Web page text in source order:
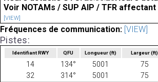
Voir NOTAMs / SUP AIP / TFR
[VIEW]
Fréquences de communication: [VIEW]
Pistes:
Identifiant RWY QFU Longueur(ft) Largeur(ft)
14 134° 5001 75
32
314° 5001 75